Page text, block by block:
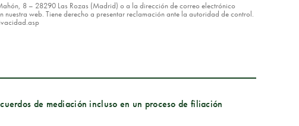
8 – 28290 Las Rozas (Madrid) o a la dirección de correo electrónico
web. Tiene derecho a presentar reclamación ante la autoridad de control.
de mediación incluso en un proceso de filiación